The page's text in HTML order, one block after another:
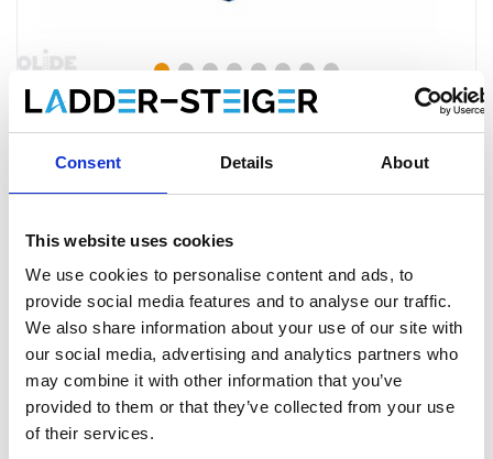
Consent Details About
This website uses cookies
We use cookies to personalise content and ads, to
provide social media features and to analyse our traffic.
We also share information about your use of our site with
our social media, advertising and analytics partners who
may combine it with other information that you’ve
provided to them or that they’ve collected from your use
of their services.
Solide aluminium schraag (2 stuks)
€235,00
Excl. Btw
Gratis verzending binnen 1-3 werkdagen of afhalen in
Maaseik (contacteer onze klantenservice)
Toevoegen aan winkelwagen